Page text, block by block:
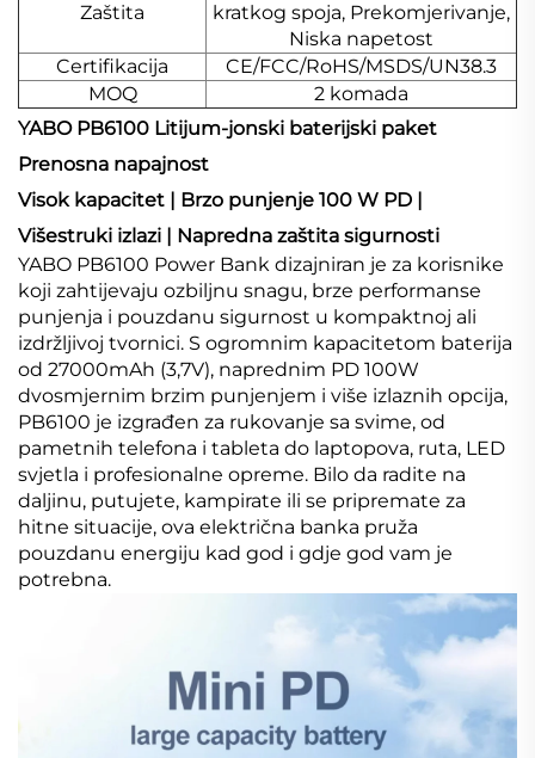
Zaštita
kratkog spoja, Prekomjerivanje,
Niska napetost
Certifikacija
CE/FCC/RoHS/MSDS/UN38.3
MOQ
2 komada
YABO PB6100 Litijum-jonski baterijski paket
Prenosna napajnost
Visok kapacitet | Brzo punjenje 100 W PD |
Višestruki izlazi | Napredna zaštita sigurnosti
YABO PB6100 Power Bank dizajniran je za korisnike
koji zahtijevaju ozbiljnu snagu, brze performanse
punjenja i pouzdanu sigurnost u kompaktnoj ali
izdržljivoj tvornici. S ogromnim kapacitetom baterija
od 27000mAh (3,7V), naprednim PD 100W
dvosmjernim brzim punjenjem i više izlaznih opcija,
PB6100 je izgrađen za rukovanje sa svime, od
pametnih telefona i tableta do laptopova, ruta, LED
svjetla i profesionalne opreme. Bilo da radite na
daljinu, putujete, kampirate ili se pripremate za
hitne situacije, ova električna banka pruža
pouzdanu energiju kad god i gdje god vam je
potrebna.